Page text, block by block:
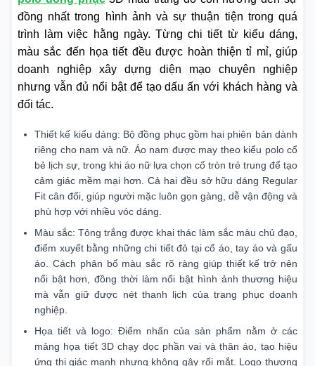
đồng nhất trong hình ảnh và sự thuận tiện trong quá
trình làm việc hằng ngày. Từng chi tiết từ kiểu dáng,
màu sắc đến họa tiết đều được hoàn thiện tỉ mỉ, giúp
doanh nghiệp xây dựng diện mạo chuyên nghiệp
nhưng vẫn đủ nổi bật để tạo dấu ấn với khách hàng và
đối tác.
Thiết kế kiểu dáng: Bộ đồng phục gồm hai phiên bản dành
riêng cho nam và nữ. Áo nam được may theo kiểu polo cổ
bẻ lịch sự, trong khi áo nữ lựa chọn cổ tròn trẻ trung để tạo
cảm giác mềm mại hơn. Cả hai đều sở hữu dáng Regular
Fit cân đối, giúp người mặc luôn gọn gàng, dễ vận động và
phù hợp với nhiều vóc dáng.
Màu sắc: Tông trắng được khai thác làm sắc màu chủ đạo,
điểm xuyết bằng những chi tiết đỏ tại cổ áo, tay áo và gấu
áo. Cách phân bổ màu sắc rõ ràng giúp thiết kế trở nên
nổi bật hơn, đồng thời làm nổi bật hình ảnh thương hiệu
mà vẫn giữ được nét thanh lịch của trang phục doanh
nghiệp.
Họa tiết và logo: Điểm nhấn của sản phẩm nằm ở các
mảng họa tiết 3D chạy dọc phần vai và thân áo, tạo hiệu
ứng thị giác mạnh nhưng không gây rối mắt. Logo thương